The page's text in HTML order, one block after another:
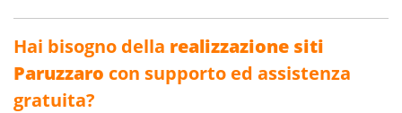
Hai bisogno della realizzazione siti
Paruzzaro con supporto ed assistenza
gratuita?